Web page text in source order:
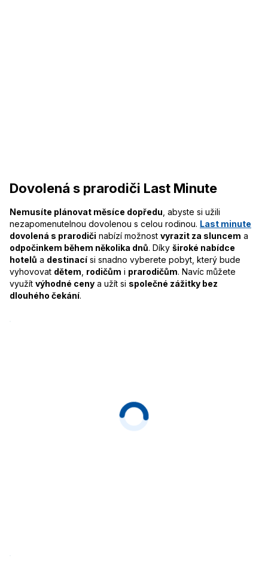
Dovolená s prarodiči Last Minute
Nemusíte plánovat měsíce dopředu , abyste si užili
nezapomenutelnou dovolenou s celou rodinou. Last minute
dovolená s prarodiči nabízí možnost vyrazit za sluncem a
odpočinkem během několika dnů. Díky široké nabídce
hotelů a destinací si snadno vyberete pobyt, který bude
vyhovovat dětem rodičům i prarodičům. Navíc můžete
využít výhodné ceny a užít si společné zážitky bez
dlouhého čekání.